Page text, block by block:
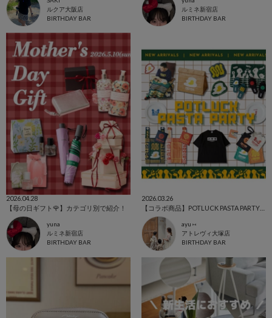
ルクア大阪店
BIRTHDAY BAR
ルミネ新宿店
BIRTHDAY BAR
2026.04.28
【母の日ギフト🌹】カテゴリ別で紹介！
yuna
ルミネ新宿店
BIRTHDAY BAR
2026.03.26
【コラボ商品】POTLUCK PASTA PARTY🍝
ayu ⑅
アトレヴィ大塚店
BIRTHDAY BAR